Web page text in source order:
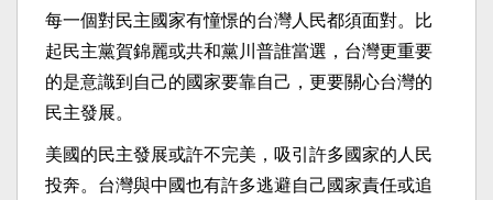
每一個對民主國家有憧憬的台灣人民都須面對。比
起民主黨賀錦麗或共和黨川普誰當選，台灣更重要
的是意識到自己的國家要靠自己，更要關心台灣的
民主發展。
美國的民主發展或許不完美，吸引許多國家的人民
投奔。台灣與中國也有許多逃避自己國家責任或追